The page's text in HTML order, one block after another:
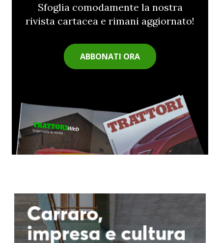
Sfoglia comodamente la nostra
rivista cartacea e rimani aggiornato!
ABBONATI ORA